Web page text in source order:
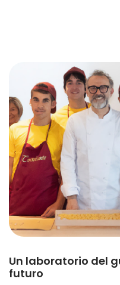
Un laboratorio del
futuro